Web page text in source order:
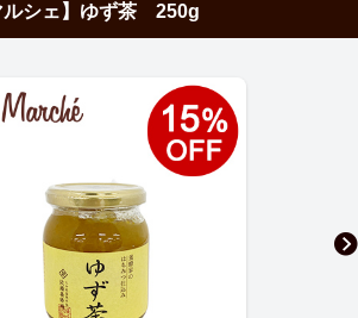
ルシェ】ゆず茶 250g